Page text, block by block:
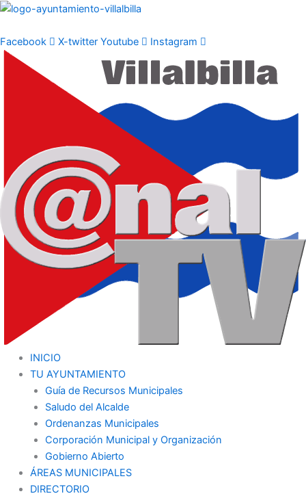
Ir
contenido
Facebook X-twitter Youtube Instagram
INICIO
TU AYUNTAMIENTO
Guía de Recursos Municipales
Saludo del Alcalde
Ordenanzas Municipales
Corporación Municipal y Organización
Gobierno Abierto
ÁREAS MUNICIPALES
DIRECTORIO